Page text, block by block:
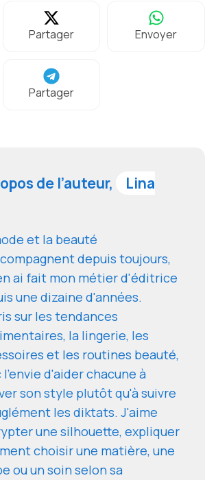
Partager Envoyer
Partager
de l’auteur,
Lina
et la beauté
depuis toujours,
ai fait mon métier d'éditrice
une dizaine d'années.
sur les tendances
la lingerie, les
et les routines beauté,
l'envie d'aider chacune à
son style plutôt qu'à suivre
les diktats. J'aime
une silhouette, expliquer
choisir une matière, une
ou un soin selon sa